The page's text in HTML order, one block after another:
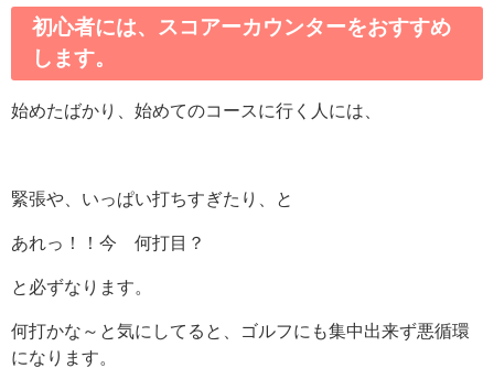
初心者には、スコアーカウンターをおすすめ
します。
始めたばかり、始めてのコースに行く人には、
緊張や、いっぱい打ちすぎたり、と
あれっ！！今 何打目？
と必ずなります。
何打かな～と気にしてると、ゴルフにも集中出来ず悪循環
になります。